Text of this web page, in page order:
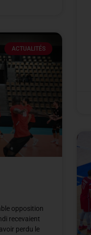
ACTUALITÉS
opposition
recevaient
perdu le